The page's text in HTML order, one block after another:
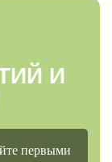
И
первыми